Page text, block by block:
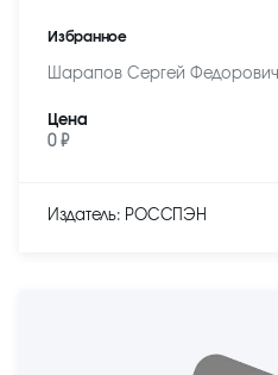
Избранное
Шарапов Сергей Федорович
Цена
0 ₽
Издатель: РОССПЭН